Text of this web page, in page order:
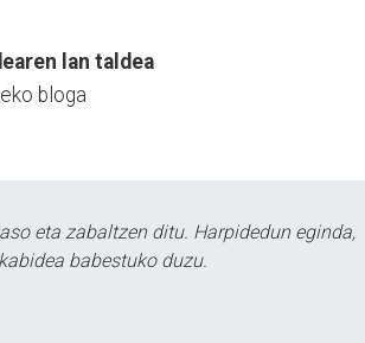
lan taldea
bloga
eta zabaltzen ditu. Harpidedun eginda,
babestuko duzu.